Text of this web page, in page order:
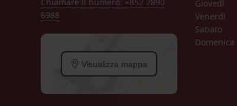
6988
Visualizza mappa
Giovedì
Venerdì
Sabato
Domenica